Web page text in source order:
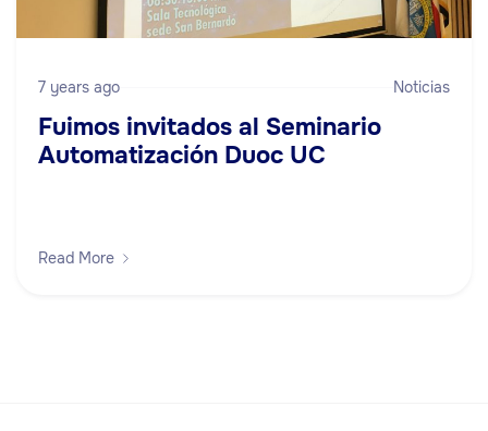
7 years ago Noticias
Fuimos invitados al Seminario
Automatización Duoc UC
Read More